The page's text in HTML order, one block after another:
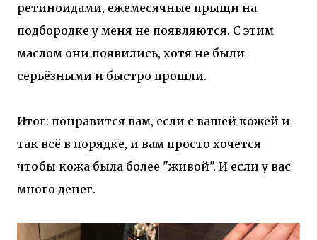
ретиноидами, ежемесячные прыщи на
подбородке у меня не появляются. С этим
маслом они появились, хотя не были
серьёзными и быстро прошли.
Итог: понравится вам, если с вашей кожей и
так всё в порядке, и вам просто хочется
чтобы кожа была более "живой". И если у вас
много денег.